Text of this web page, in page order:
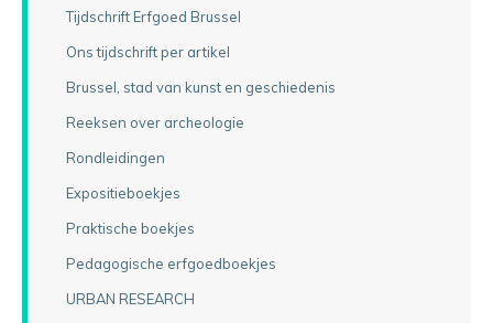
Tijdschrift Erfgoed Brussel
Ons tijdschrift per artikel
Brussel, stad van kunst en geschiedenis
Reeksen over archeologie
Rondleidingen
Expositieboekjes
Praktische boekjes
Pedagogische erfgoedboekjes
URBAN RESEARCH